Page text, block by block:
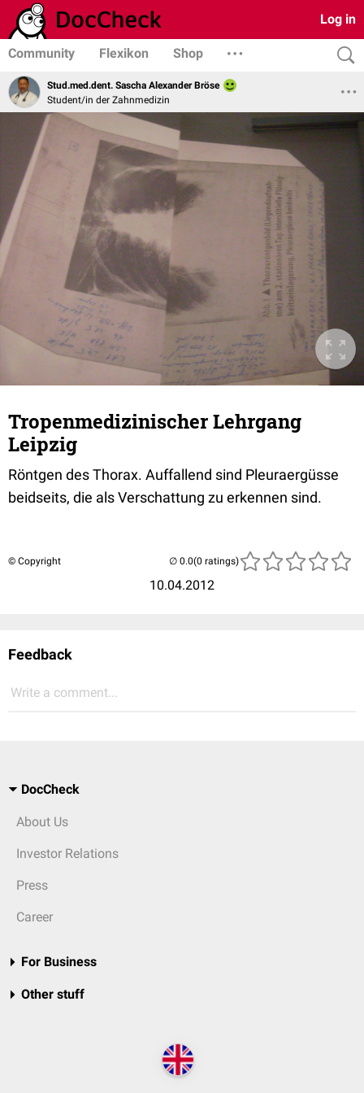
Log in
Community Flexikon Shop
Stud.med.dent. Sascha Alexander Bröse
Student/in der Zahnmedizin
Tropenmedizinischer Lehrgang
Leipzig
Röntgen des Thorax. Auffallend sind Pleuraergüsse
beidseits, die als Verschattung zu erkennen sind.
© Copyright
10.04.2012
(0 ratings)
Feedback
Write a comment...
DocCheck
About Us
Investor Relations
Press
Career
For Business
Other stuff